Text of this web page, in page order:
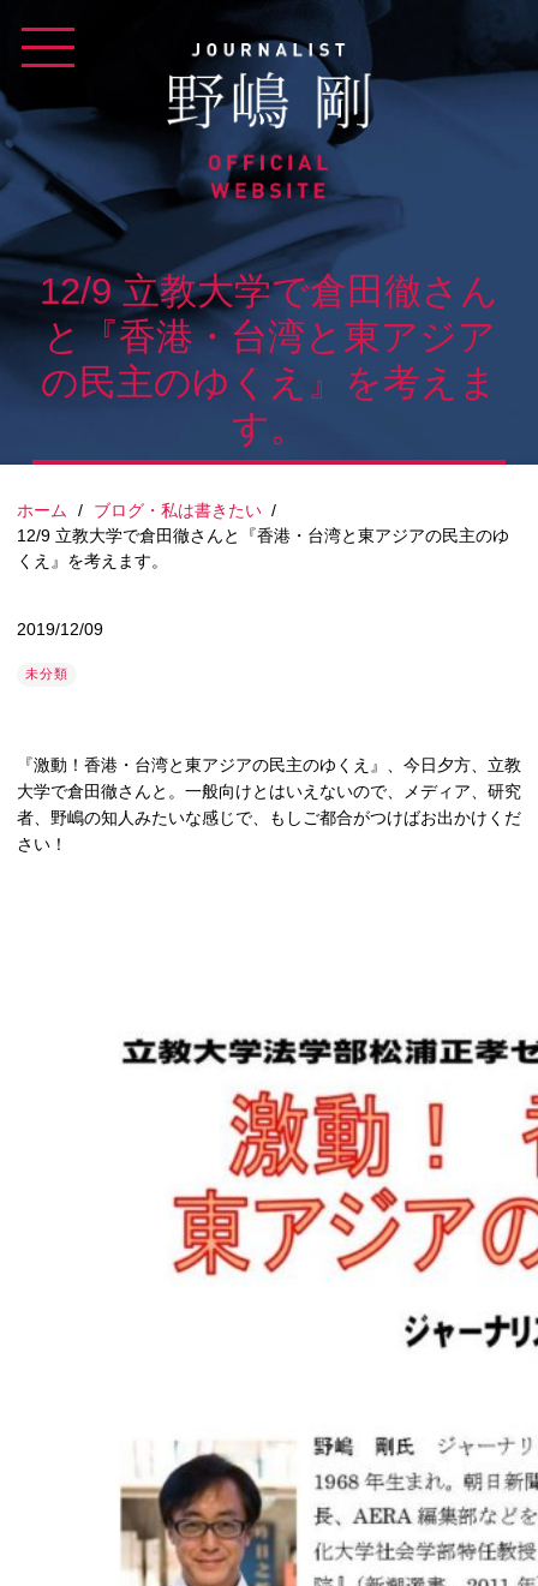
content
12/9 立教大学で倉田徹さん
と『香港・台湾と東アジア
の民主のゆくえ』を考えま
す。
ホーム / ブログ・私は書きたい /
12/9 立教大学で倉田徹さんと『香港・台湾と東アジアの民主のゆ
くえ』を考えます。
2019/12/09
未分類
『激動！香港・台湾と東アジアの民主のゆくえ』、今日夕方、立教
大学で倉田徹さんと。一般向けとはいえないので、メディア、研究
者、野嶋の知人みたいな感じで、もしご都合がつけばお出かけくだ
さい！